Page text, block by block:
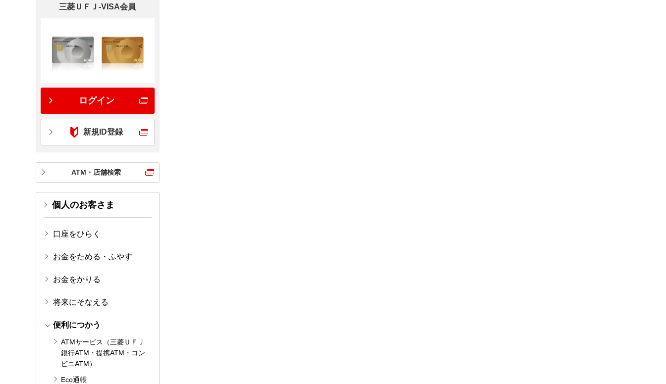
三菱ＵＦＪ-VISA会員
ログイン
新規ID登録
ATM・店舗検索
個人のお客さま
口座をひらく
お金をためる・ふやす
お金をかりる
将来にそなえる
便利につかう
ATMサービス（三菱ＵＦＪ
銀行ATM・提携ATM・コン
ビニATM）
Eco通帳